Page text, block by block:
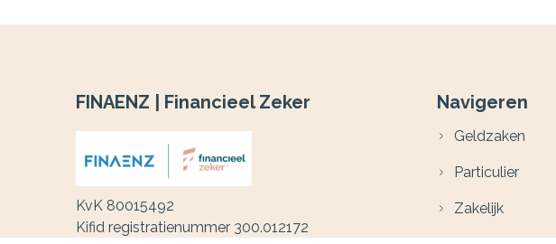
FINAENZ | Financieel Zeker
KvK 80015492
Kifid registratienummer 300.012172
Navigeren
Geldzaken
Particulier
Zakelijk